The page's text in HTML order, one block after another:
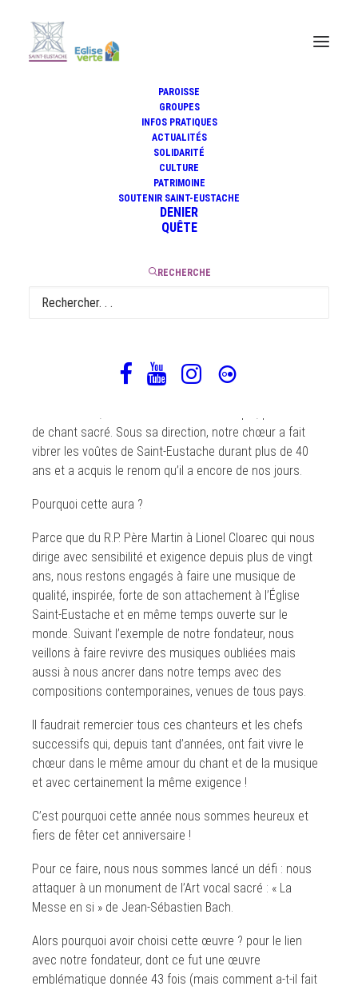
PAROISSE
GROUPES
INFOS PRATIQUES
ACTUALITÉS
SOLIDARITÉ
CULTURE
PATRIMOINE
SOUTENIR SAINT-EUSTACHE
DENIER
QUÊTE
RECHERCHE
Les Chanteurs de Saint-
Eustache : 80 ans déjà !
30 janvier 2025
Chanteurs de Saint-Eustache sous la direction d’Émile
de chant sacré. Sous sa direction, notre chœur a fait
vibrer les voûtes de Saint-Eustache durant plus de 40
ans et a acquis le renom qu’il a encore de nos jours.
Pourquoi cette aura ?
Parce que du R.P. Père Martin à Lionel Cloarec qui nous
dirige avec sensibilité et exigence depuis plus de vingt
ans, nous restons engagés à faire une musique de
qualité, inspirée, forte de son attachement à l’Église
Saint-Eustache et en même temps ouverte sur le
monde. Suivant l’exemple de notre fondateur, nous
veillons à faire revivre des musiques oubliées mais
aussi à nous ancrer dans notre temps avec des
compositions contemporaines, venues de tous pays.
Il faudrait remercier tous ces chanteurs et les chefs
successifs qui, depuis tant d’années, ont fait vivre le
chœur dans le même amour du chant et de la musique
et avec certainement la même exigence !
C’est pourquoi cette année nous sommes heureux et
fiers de fêter cet anniversaire !
Pour ce faire, nous nous sommes lancé un défi : nous
attaquer à un monument de l’Art vocal sacré : « La
Messe en si » de Jean-Sébastien Bach.
Alors pourquoi avoir choisi cette œuvre ? pour le lien
avec notre fondateur, dont ce fut une œuvre
emblématique donnée 43 fois (mais comment a-t-il fait